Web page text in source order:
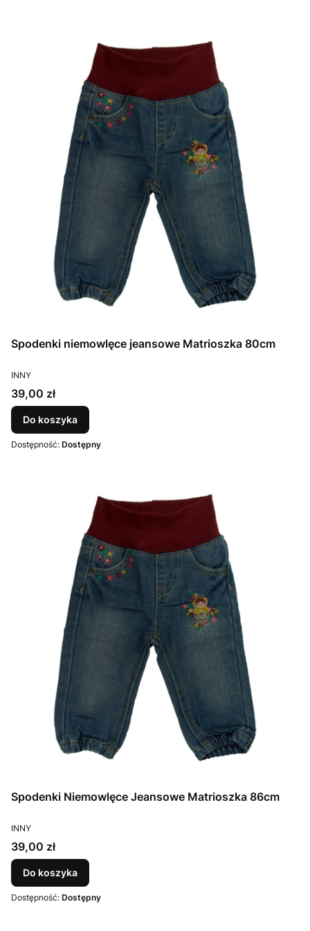
Spodenki niemowlęce jeansowe Matrioszka 80cm
PRODUCENT
INNY
Cena
39,00 zł
Do koszyka
Dostępność: Dostępny
Spodenki Niemowlęce Jeansowe Matrioszka 86cm
PRODUCENT
INNY
Cena
39,00 zł
Do koszyka
Dostępność: Dostępny